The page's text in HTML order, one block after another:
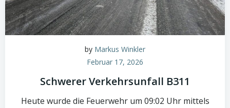
by Markus Winkler
Februar 17, 2026
Schwerer Verkehrsunfall B311
Heute wurde die Feuerwehr um 09:02 Uhr mittels